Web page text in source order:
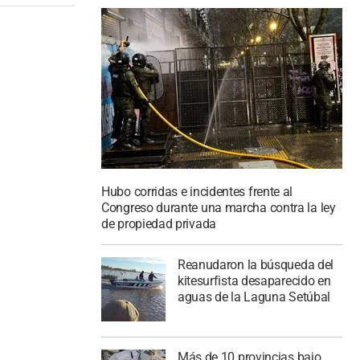
Hubo corridas e incidentes frente al
Congreso durante una marcha contra la ley
de propiedad privada
Reanudaron la búsqueda del
kitesurfista desaparecido en
aguas de la Laguna Setúbal
Más de 10 provincias bajo